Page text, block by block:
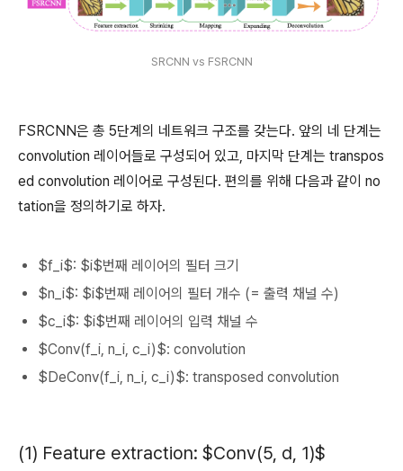
SRCNN vs FSRCNN
FSRCNN은 총 5단계의 네트워크 구조를 갖는다. 앞의 네 단계는
convolution 레이어들로 구성되어 있고, 마지막 단계는 transpos
ed convolution 레이어로 구성된다. 편의를 위해 다음과 같이 no
tation을 정의하기로 하자.
$f_i$: $i$번째 레이어의 필터 크기
$n_i$: $i$번째 레이어의 필터 개수 (= 출력 채널 수)
$c_i$: $i$번째 레이어의 입력 채널 수
$Conv(f_i, n_i, c_i)$: convolution
$DeConv(f_i, n_i, c_i)$: transposed convolution
(1) Feature extraction: $Conv(5, d, 1)$